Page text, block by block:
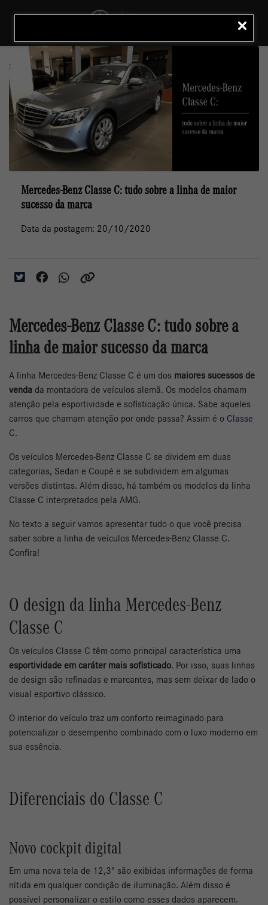
LIGAR
Mercedes-Benz Classe C: tudo sobre a linha de maior
sucesso da marca
Data da postagem: 20/10/2020
Mercedes-Benz Classe C: tudo sobre a
linha de maior sucesso da marca
A linha Mercedes-Benz Classe C é um dos maiores sucessos de
venda da montadora de veículos alemã. Os modelos chamam
atenção pela esportividade e sofisticação única. Sabe aqueles
carros que chamam atenção por onde passa? Assim é o Classe
C.
Os veículos Mercedes-Benz Classe C se dividem em duas
categorias, Sedan e Coupé e se subdividem em algumas
versões distintas. Além disso, há também os modelos da linha
Classe C interpretados pela AMG.
No texto a seguir vamos apresentar tudo o que você precisa
saber sobre a linha de veículos Mercedes-Benz Classe C.
Confira!
O design da linha Mercedes-Benz
Classe C
Os veículos Classe C têm como principal característica uma
esportividade em caráter mais sofisticado. Por isso, suas linhas
de design são refinadas e marcantes, mas sem deixar de lado o
visual esportivo clássico.
O interior do veículo traz um conforto reimaginado para
potencializar o desempenho combinado com o luxo moderno em
sua essência.
Diferenciais do Classe C
Novo cockpit digital
Em uma nova tela de 12,3" são exibidas informações de forma
nítida em qualquer condição de iluminação. Além disso é
possível personalizar o estilo como esses dados aparecem.